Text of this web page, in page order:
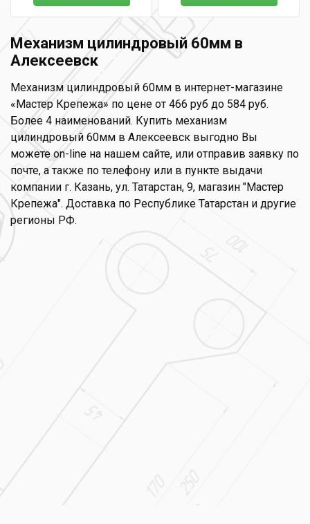
Механизм цилиндровый 60мм в
Алексеевск
Механизм цилиндровый 60мм в интернет-магазине
«Мастер Крепежа» по цене от 466 руб до 584 руб.
Более 4 наименований. Купить механизм
цилиндровый 60мм в Алексеевск выгодно Вы
можете on-line на нашем сайте, или отправив заявку по
почте, а также по телефону или в пункте выдачи
компании г. Казань, ул. Татарстан, 9, магазин "Мастер
Крепежа". Доставка по Республике Татарстан и другие
регионы РФ.